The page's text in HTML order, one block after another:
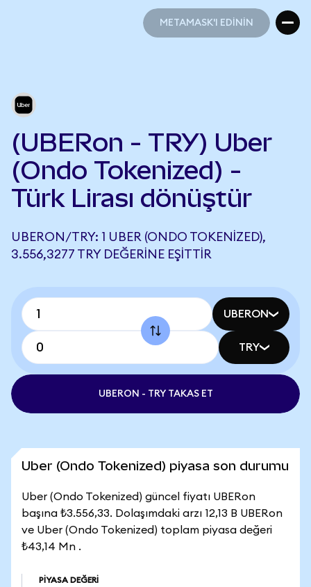
METAMASK'I EDİNİN
(UBERon - TRY) Uber
(Ondo Tokenized) -
Türk Lirası dönüştür
UBERON/TRY: 1 UBER (ONDO TOKENIZED),
3.556,3277 TRY DEĞERINE EŞITTIR
UBERON
TRY
UBERON - TRY TAKAS ET
Uber (Ondo Tokenized) piyasa son durumu
Uber (Ondo Tokenized) güncel fiyatı UBERon
başına ₺3.556,33. Dolaşımdaki arzı 12,13 B UBERon
ve Uber (Ondo Tokenized) toplam piyasa değeri
₺43,14 Mn .
PIYASA DEĞERI